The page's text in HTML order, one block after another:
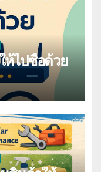
ห้ไปซื้อด้วย